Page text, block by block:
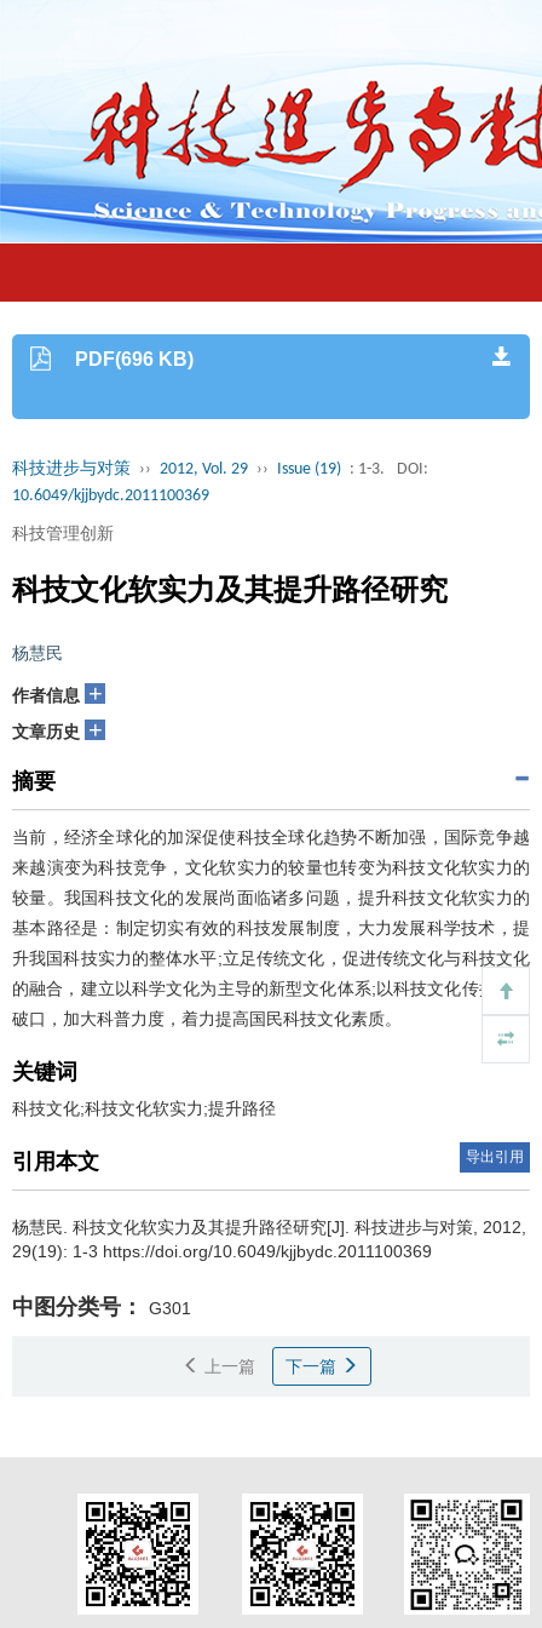
PDF(696 KB)
科技进步与对策 ›› 2012, Vol. 29 ›› Issue (19) : 1-3.
DOI:
10.6049/kjjbydc.2011100369
科技管理创新
科技文化软实力及其提升路径研究
杨慧民
作者信息 +
文章历史 +
摘要
当前，经济全球化的加深促使科技全球化趋势不断加强，国际竞争越
来越演变为科技竞争，文化软实力的较量也转变为科技文化软实力的
较量。我国科技文化的发展尚面临诸多问题，提升科技文化软实力的
基本路径是：制定切实有效的科技发展制度，大力发展科学技术，提
升我国科技实力的整体水平;立足传统文化，促进传统文化与科技文化
的融合，建立以科学文化为主导的新型文化体系;以科技文化传播为突
破口，加大科普力度，着力提高国民科技文化素质。
关键词
科技文化;科技文化软实力;提升路径
引用本文 导出引用
杨慧民 科技文化软实力及其提升路径研究[J]. 科技进步与对策, 2012,
29(19): 1-3 https://doi.org/10.6049/kjjbydc.2011100369
中图分类号： G301
上一篇 下一篇